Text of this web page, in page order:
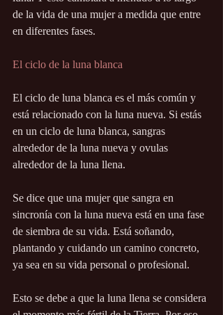
de la vida de una mujer a medida que entre
en diferentes fases.
El ciclo de la luna blanca
El ciclo de luna blanca es el más común y
está relacionado con la luna nueva. Si estás
en un ciclo de luna blanca, sangras
alrededor de la luna nueva y ovulas
alrededor de la luna llena.
Se dice que una mujer que sangra en
sincronía con la luna nueva está en una fase
de siembra de su vida. Está soñando,
plantando y cuidando un camino concreto,
ya sea en su vida personal o profesional.
Esto se debe a que la luna llena se considera